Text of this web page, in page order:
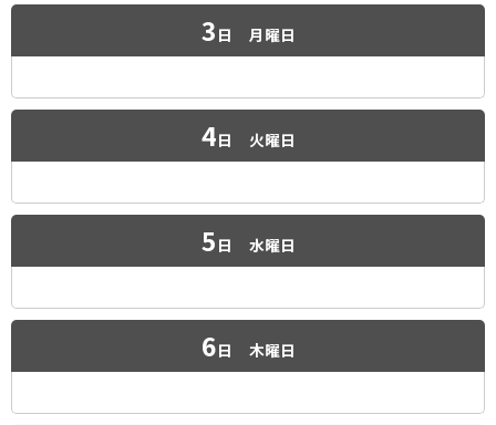
3 日 月曜日
4日 火曜日
5 日 水曜日
6日 木曜日